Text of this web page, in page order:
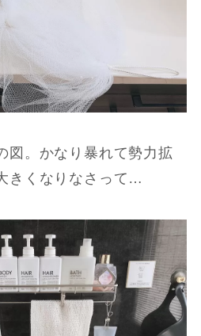
図。かなり暴れて勢力拡
きくなりなさって…